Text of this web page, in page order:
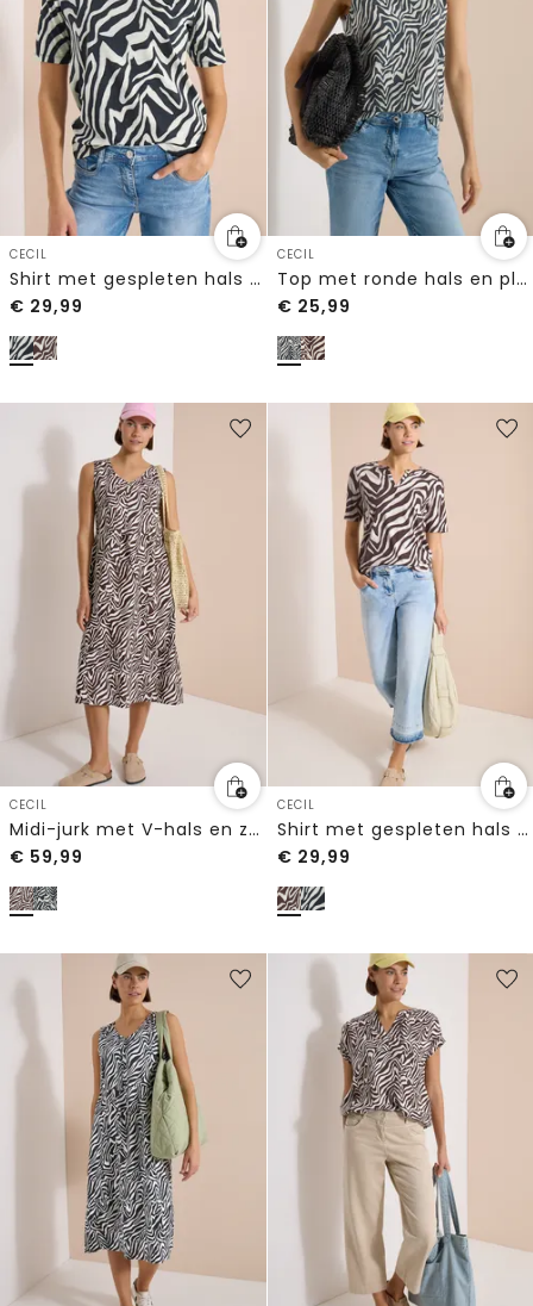
CECIL
Shirt met gespleten hals met print
€ 29,99
CECIL
Top met ronde hals en plooidetails
€ 25,99
CECIL
Midi-jurk met V-hals en zebraprint
€ 59,99
CECIL
Shirt met gespleten hals met print
€ 29,99